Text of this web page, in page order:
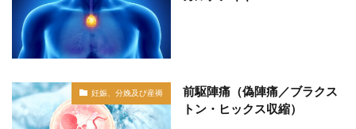
妊娠、分娩及び産褥
前駆陣痛（偽陣痛／ブラクス
トン・ヒックス収縮）